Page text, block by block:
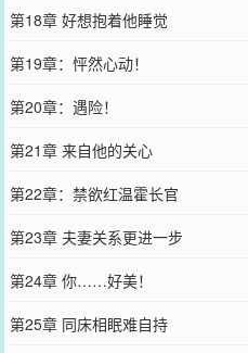
第18章 好想抱着他睡觉
第19章：怦然心动！
第20章：遇险！
第21章 来自他的关心
第22章：禁欲红温霍长官
第23章 夫妻关系更进一步
第24章 你……好美！
第25章 同床相眠难自持